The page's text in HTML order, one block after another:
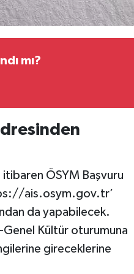
mı?
ÖSYM Başvuru
ais.osym.gov.tr’
da yapabilecek.
Genel Kültür oturumuna
gireceklerine